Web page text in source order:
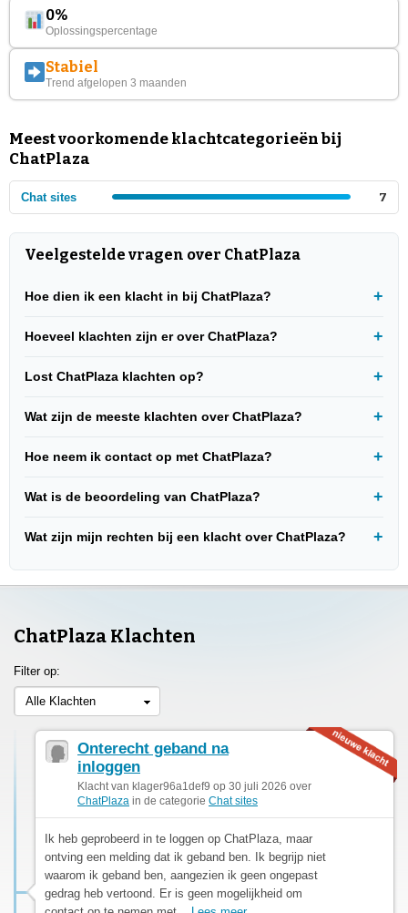
0%
Oplossingspercentage
Stabiel
Trend afgelopen 3 maanden
Meest voorkomende klachtcategorieën bij
ChatPlaza
Chat sites 7
Veelgestelde vragen over ChatPlaza
Hoe dien ik een klacht in bij ChatPlaza?
Hoeveel klachten zijn er over ChatPlaza?
Lost ChatPlaza klachten op?
Wat zijn de meeste klachten over ChatPlaza?
Hoe neem ik contact op met ChatPlaza?
Wat is de beoordeling van ChatPlaza?
Wat zijn mijn rechten bij een klacht over ChatPlaza?
ChatPlaza Klachten
Filter op:
Alle Klachten
Onterecht geband na
inloggen
Klacht van klager96a1def9 op 30 juli 2026 over
ChatPlaza in de categorie Chat sites
Ik heb geprobeerd in te loggen op ChatPlaza, maar
ontving een melding dat ik geband ben. Ik begrijp niet
waarom ik geband ben, aangezien ik geen ongepast
gedrag heb vertoond. Er is geen mogelijkheid om